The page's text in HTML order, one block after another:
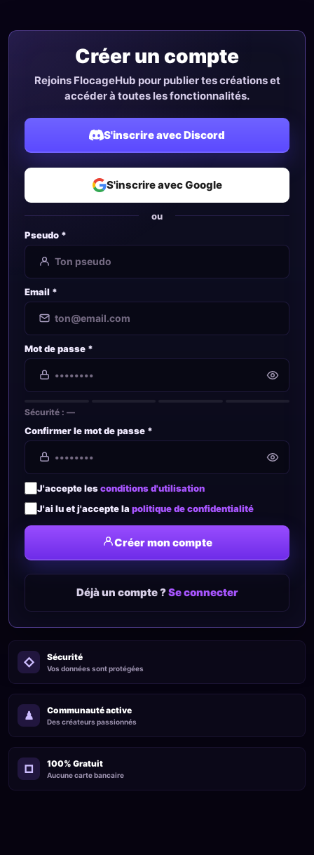
Créer un compte
Rejoins FlocageHub pour publier tes créations et
accéder à toutes les fonctionnalités.
S'inscrire avec Discord
S'inscrire avec Google
ou
Pseudo *
Email *
Mot de passe *
Sécurité : —
Confirmer le mot de passe *
J'accepte lesconditions d'utilisation
J'ai lu et j'accepte lapolitique de confidentialité
Créer mon compte
Déjà un compte ?Se connecter
◇ Sécurité
Vos données sont protégées
♟ Communauté active
Des créateurs passionnés
□ 100% Gratuit
Aucune carte bancaire